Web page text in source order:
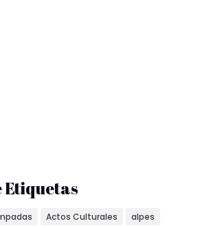
Etiquetas
Actos Culturales
alpes